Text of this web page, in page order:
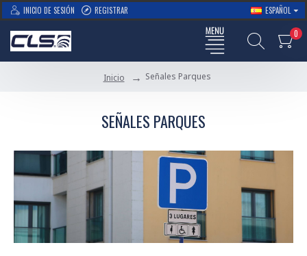
INICIO DE SESIÓN REGISTRAR ESPAÑOL
0
Inicio Señales Parques
SEÑALES PARQUES